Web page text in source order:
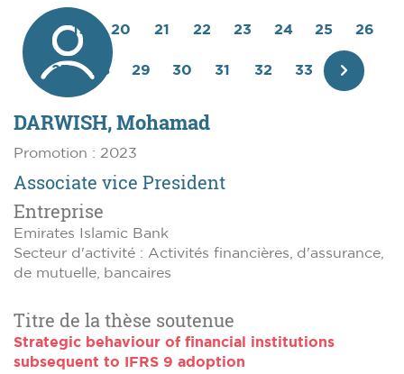
précédente
18 19 20 21 22 23 24 25 26
27 28 29 30 31 32
33
Page
DARWISH, Mohamad
Promotion : 2023
Associate vice President
Entreprise
Emirates Islamic Bank
Secteur d'activité : Activités financières, d'assurance,
de mutuelle, bancaires
Titre de la thèse soutenue
Strategic behaviour of financial institutions
subsequent to IFRS 9 adoption